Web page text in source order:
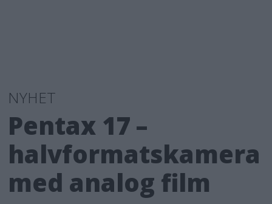
NYHET
Pentax 17 –
halvformatskamera
med analog film